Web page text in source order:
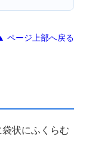
ページ上部へ戻る
状にふくらむ